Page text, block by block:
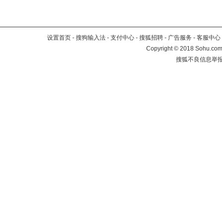
设置首页 - 搜狗输入法 - 支付中心 - 搜狐招聘 - 广告服务 - 客服中心
Copyright©2018
搜狐不良信息举